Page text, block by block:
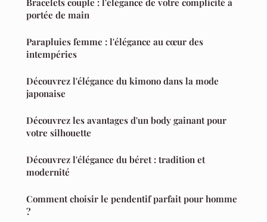
Bracelets couple : l'élégance de votre complicité à
portée de main
Parapluies femme : l'élégance au cœur des
intempéries
Découvrez l'élégance du kimono dans la mode
japonaise
Découvrez les avantages d'un body gainant pour
votre silhouette
Découvrez l'élégance du béret : tradition et
modernité
Comment choisir le pendentif parfait pour homme
?